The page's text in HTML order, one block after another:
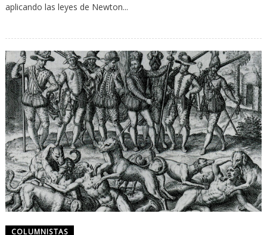
aplicando las leyes de Newton...
COLUMNISTAS